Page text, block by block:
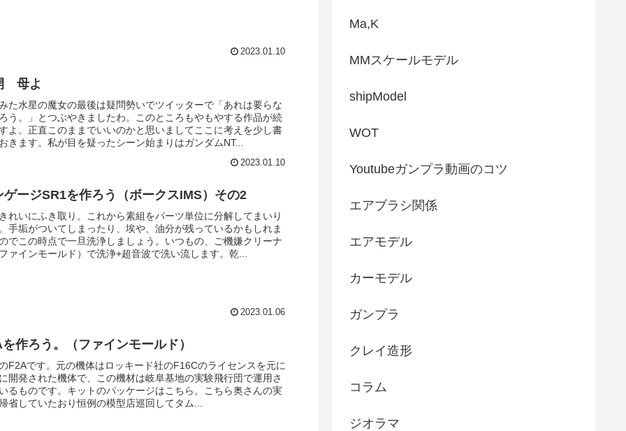
2023.01.10
母よ
た水星の魔女の最後は疑問勢いでツイッターで「あれは要らな
う。」とつぶやきましたわ。このところもやもやする作品が続
よ。正直このままでいいのかと思いましてここに考えを少し書
きます。私が目を疑ったシーン始まりはガンダムNT...
2023.01.10
ゲージSR1を作ろう（ボークスIMS）その2
れいにふき取り。これから素組をパーツ単位に分解してまいり
手垢がついてしまったり、埃や、油分が残っているかもしれま
でこの時点で一旦洗浄しましょう。いつもの、ご機嫌クリーナ
ァインモールド）で洗浄+超音波で洗い流します。乾...
2023.01.06
作ろう。（ファインモールド）
F2Aです。元の機体はロッキード社のF16Cのライセンスを元に
開発された機体で、この機材は岐阜基地の実験飛行団で運用さ
るものです。キットのパッケージはこちら。こちら奥さんの実
省していたおり恒例の模型店巡回してタム...
Ma,K
MMスケールモデル
shipModel
WOT
Youtubeガンプラ動画のコツ
エアブラシ関係
エアモデル
カーモデル
ガンプラ
クレイ造形
コラム
ジオラマ